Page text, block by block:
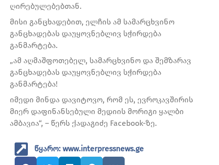
ღირებულებებთან.
მისი განცხადებით, ელჩის ამ სამარცხვინო
განცხადებას დაუყოვნებლივ სჭირდება
განმარტება.
„ამ აღმაშფოთებელ, სამარცხვინო და შემზარავ
განცხადებას დაუყოვნებლივ სჭირდება
განმარტება!
იმედი მინდა დავიტოვო, რომ ეს, ევროკავშირის
მიერ დაფინანსებული მედიის მორიგი ყალბი
ამბავია“, – წერს ქადაგიძე Facebook-ზე.
წყარო: www.interpressnews.ge